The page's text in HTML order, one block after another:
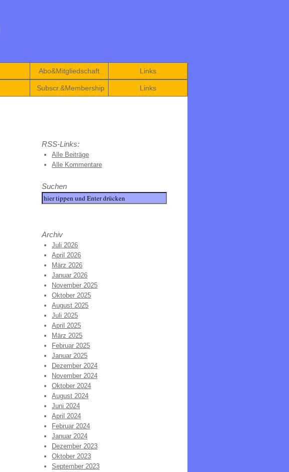
Abo&Mitgliedschaft Links
Subscr.&Membership Links
RSS-Links:
Alle Beiträge
Alle Kommentare
Suchen
Archiv
Juli 2026
April 2026
März 2026
Januar 2026
November 2025
Oktober 2025
August 2025
Juli 2025
April 2025
März 2025
Februar 2025
Januar 2025
Dezember 2024
November 2024
Oktober 2024
August 2024
Juni 2024
April 2024
Februar 2024
Januar 2024
Dezember 2023
Oktober 2023
September 2023